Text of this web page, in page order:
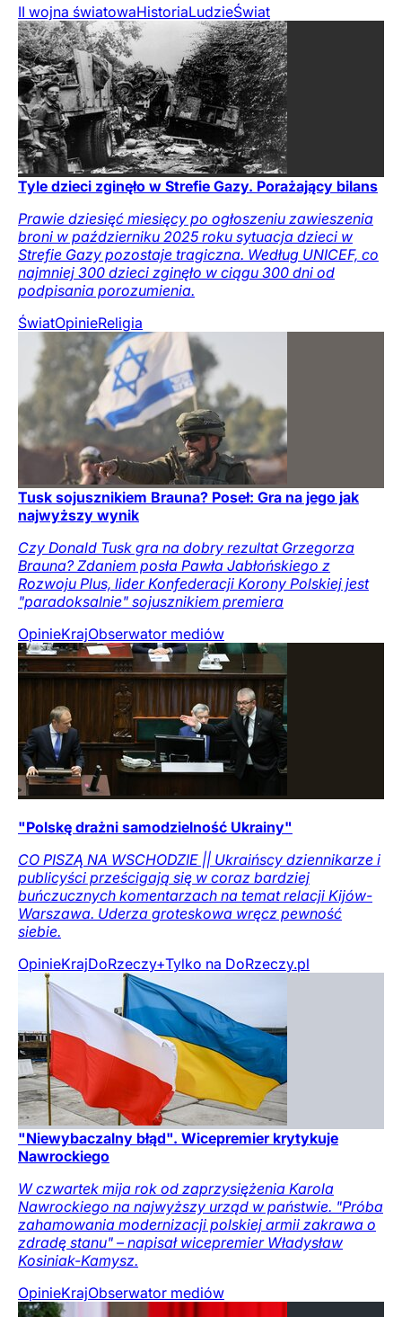
II wojna światowaHistoriaLudzieŚwiat
Tyle dzieci zginęło w Strefie Gazy. Porażający bilans
Prawie dziesięć miesięcy po ogłoszeniu zawieszenia
broni w październiku 2025 roku sytuacja dzieci w
Strefie Gazy pozostaje tragiczna. Według UNICEF, co
najmniej 300 dzieci zginęło w ciągu 300 dni od
podpisania porozumienia.
ŚwiatOpinieReligia
Tusk sojusznikiem Brauna? Poseł: Gra na jego jak
najwyższy wynik
Czy Donald Tusk gra na dobry rezultat Grzegorza
Brauna? Zdaniem posła Pawła Jabłońskiego z
Rozwoju Plus, lider Konfederacji Korony Polskiej jest
"paradoksalnie" sojusznikiem premiera
OpinieKrajObserwator mediów
"Polskę drażni samodzielność Ukrainy"
CO PISZĄ NA WSCHODZIE || Ukraińscy dziennikarze i
publicyści prześcigają się w coraz bardziej
buńczucznych komentarzach na temat relacji Kijów-
Warszawa. Uderza groteskowa wręcz pewność
siebie.
OpinieKrajDoRzeczy+Tylko na DoRzeczy.pl
"Niewybaczalny błąd". Wicepremier krytykuje
Nawrockiego
W czwartek mija rok od zaprzysiężenia Karola
Nawrockiego na najwyższy urząd w państwie. "Próba
zahamowania modernizacji polskiej armii zakrawa o
zdradę stanu" – napisał wicepremier Władysław
Kosiniak-Kamysz.
OpinieKrajObserwator mediów